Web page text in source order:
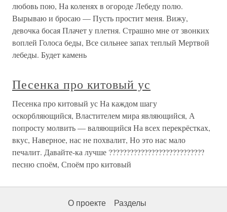
любовь пою, На коленях в огороде Лебеду полю.
Вырываю и бросаю — Пусть простит меня. Вижу,
девочка босая Плачет у плетня. Страшно мне от звонких
воплей Голоса беды, Все сильнее запах теплый Мертвой
лебеды. Будет камень
Песенка про китовый ус
Песенка про китовый ус На каждом шагу
оскорбляющийся, Властителем мира являющийся, А
попросту молвить — валяющийся На всех перекрёстках,
вкус, Наверное, нас не похвалит, Но это нас мало
печалит. Давайте-ка лучше ???????????????????????????
песню споём, Споём про китовый
О проекте Разделы